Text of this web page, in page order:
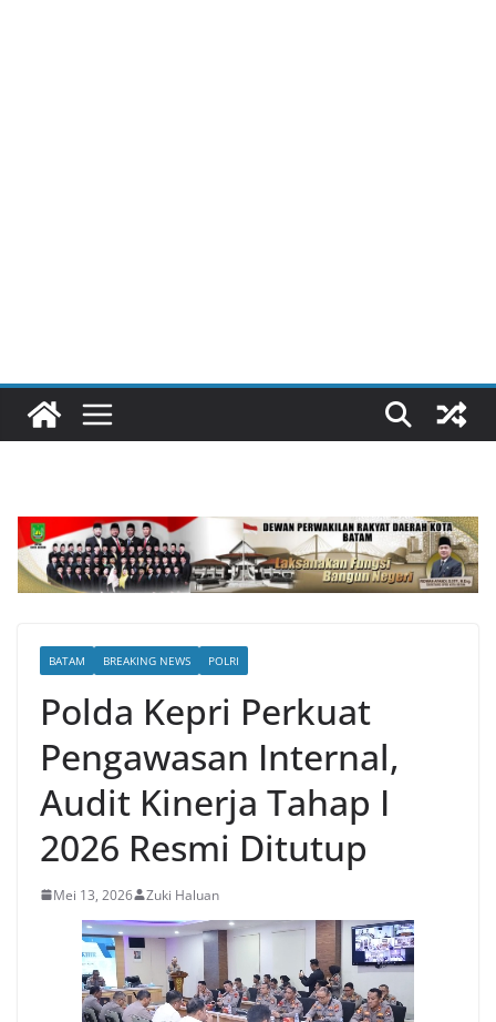
BATAM BREAKING NEWS POLRI
Polda Kepri Perkuat
Pengawasan Internal,
Audit Kinerja Tahap I
2026 Resmi Ditutup
Mei 13, 2026 Zuki Haluan